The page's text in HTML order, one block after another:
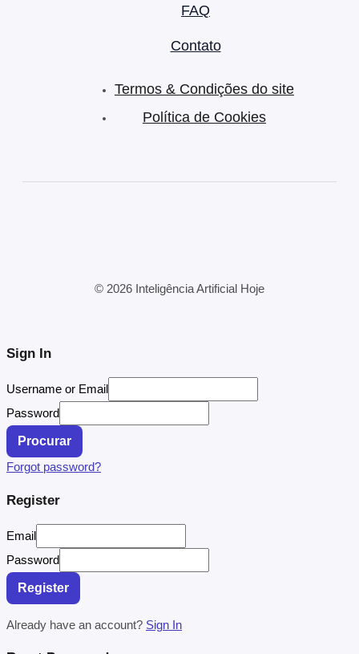
FAQ
Contato
Termos & Condições do site
Política de Cookies
© 2026 Inteligência Artificial Hoje
Sign In
Username or Email
Password
Procurar
Forgot password?
Register
Email
Password
Register
Already have an account? Sign In